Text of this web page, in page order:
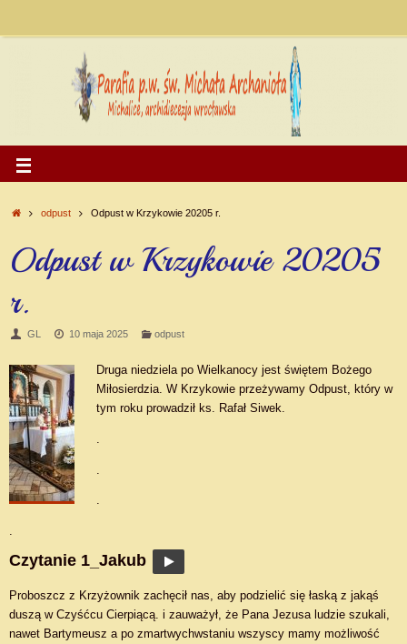
odpust Odpust w Krzykowie 20205 r.
Odpust w Krzykowie 20205
r.
GL 10 maja 2025 odpust
Druga niedziela po Wielkanocy jest świętem Bożego
Miłosierdzia. W Krzykowie przeżywamy Odpust, który w
tym roku prowadził ks. Rafał Siwek.
.
.
Czytanie 1_Jakub
Proboszcz z Krzyżownik zachęcił nas, aby podzielić się łaską z jakąś
duszą w Czyśćcu Cierpiącą. i zauważył, że Pana Jezusa ludzie szukali,
nawet Bartymeusz a po zmartwychwstaniu wszyscy mamy możliwość